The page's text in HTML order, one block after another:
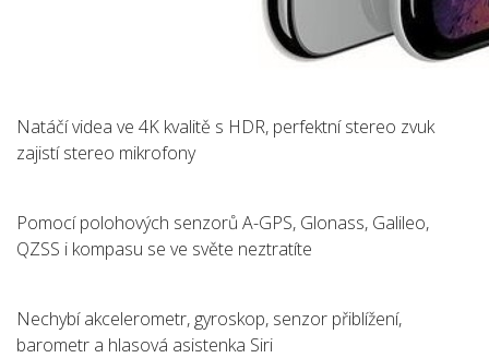
Natáčí videa ve 4K kvalitě s HDR, perfektní stereo zvuk
zajistí stereo mikrofony
Pomocí polohových senzorů A-GPS, Glonass, Galileo,
QZSS i kompasu se ve světe neztratíte
Nechybí akcelerometr, gyroskop, senzor přiblížení,
barometr a hlasová asistenka Siri